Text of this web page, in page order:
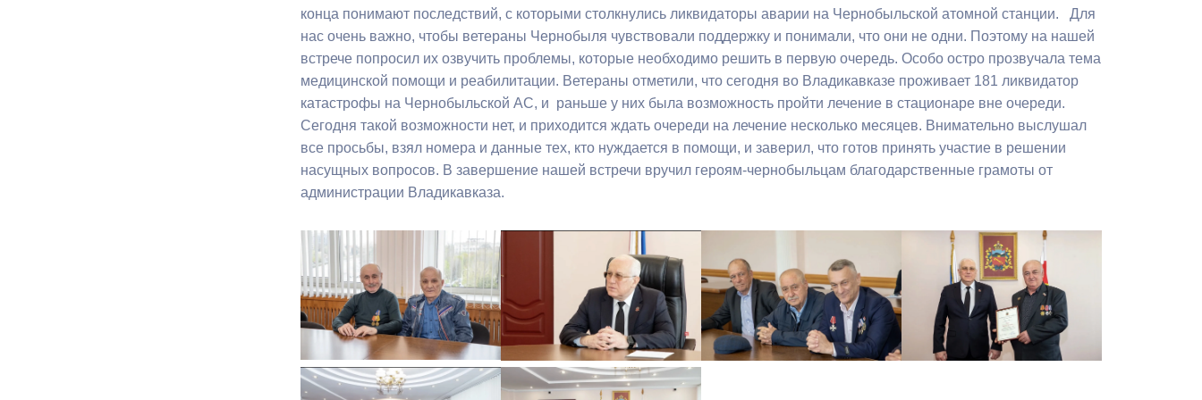
Бесплатная юридическая помощь
Выборы 2026
конца понимают последствий, с которыми столкнулись ликвидаторы аварии на Чернобыльской атомной станции. Для
нас очень важно, чтобы ветераны Чернобыля чувствовали поддержку и понимали, что они не одни. Поэтому на нашей
встрече попросил их озвучить проблемы, которые необходимо решить в первую очередь. Особо остро прозвучала тема
медицинской помощи и реабилитации. Ветераны отметили, что сегодня во Владикавказе проживает 181 ликвидатор
катастрофы на Чернобыльской АС, и раньше у них была возможность пройти лечение в стационаре вне очереди.
Сегодня такой возможности нет, и приходится ждать очереди на лечение несколько месяцев. Внимательно выслушал
все просьбы, взял номера и данные тех, кто нуждается в помощи, и заверил, что готов принять участие в решении
насущных вопросов. В завершение нашей встречи вручил героям-чернобыльцам благодарственные грамоты от
администрации Владикавказа.